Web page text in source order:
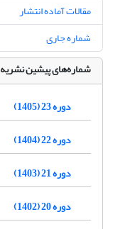
مقالات آماده انتشار
شماره جاری
شماره‌های پیشین نشریه
دوره 23 (1405)
دوره 22 (1404)
دوره 21 (1403)
دوره 20 (1402)